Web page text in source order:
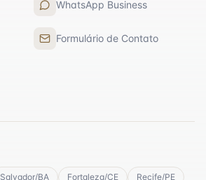
WhatsApp Business
Formulário de Contato
Salvador/BA Fortaleza/CE Recife/PE